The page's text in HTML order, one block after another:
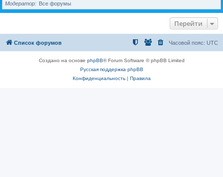
Модератор
Все форумы
Перейти
Список форумов Часовой пояс: UTC
Создано на основе phpBB® Forum Software © phpBB Limited
Русская поддержка phpBB
Конфиденциальность| Правила